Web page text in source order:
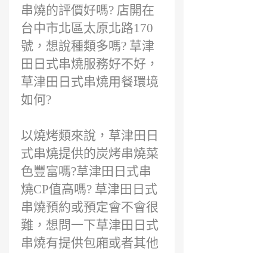
串燒的評價好嗎? 店開在
台中市北區太原北路170
號，想說種類多嗎? 草津
田日式串燒服務好不好，
草津田日式串燒用餐環境
如何?
以燒烤類來說，草津田日
式串燒提供的炭烤串燒菜
色豐富嗎?草津田日式串
燒CP值高嗎? 草津田日式
串燒預約或預定會不會很
難，想問一下草津田日式
串燒有提供包廂或者其他